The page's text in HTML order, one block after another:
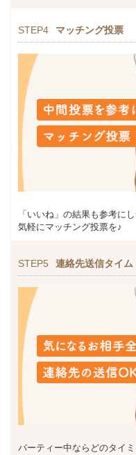
STEP4 マッチング投票
「いいね」の結果も参考に
気軽にマッチング投票を♪
STEP5 連絡先送信タイム
パーティー中ならどのタイ